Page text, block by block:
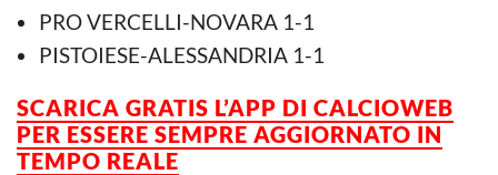
PRO VERCELLI-NOVARA 1-1
PISTOIESE-ALESSANDRIA 1-1
SCARICA GRATIS L’APP DI CALCIOWEB
PER ESSERE SEMPRE AGGIORNATO IN
TEMPO REALE